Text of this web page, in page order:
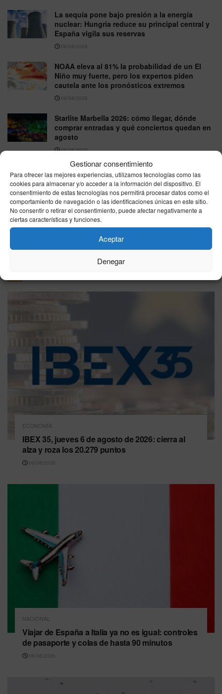
Gestionar consentimiento
Para ofrecer las mejores experiencias, utilizamos tecnologías como las
cookies para almacenar y/o acceder a la información del dispositivo. El
consentimiento de estas tecnologías nos permitirá procesar datos como el
comportamiento de navegación o las identificaciones únicas en este sitio.
No consentir o retirar el consentimiento, puede afectar negativamente a
ciertas características y funciones.
Aceptar
Denegar
La sequía pone bajo presión a la energía
nuclear: Hungría reduce su principal central y
España vigila sus reservas
06/08/2026
NOAA eleva al 81% la probabilidad de un El
Niño muy fuerte, pero los expertos piden
cautela ante los pronósticos extremos
06/08/2026
Starlite Marbella 2026: cómo llegar, dónde
comprar entradas y qué conciertos quedan en
agosto
06/08/2026
España afronta un jueves de contrastes:
granizo en el nordeste y hasta 39 grados en el
sur
06/08/2026
ECONOMÍA
IBEX 35, jueves 6 de agosto de 2026: cierra al
alza y roza los 20.279 puntos
06/08/2026
NACIONAL
Viajar de España a Italia ya no es igual: controles
de pasaporte y colas de hasta 90 minutos
06/08/2026